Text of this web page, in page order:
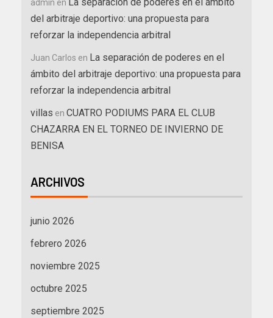
admin en
del arbitraje deportivo: una propuesta para
reforzar la independencia arbitral
Juan Carlos en La separación de poderes en el
ámbito del arbitraje deportivo: una propuesta para
reforzar la independencia arbitral
villas en CUATRO PODIUMS PARA EL CLUB
CHAZARRA EN EL TORNEO DE INVIERNO DE
BENISA
ARCHIVOS
junio 2026
febrero 2026
noviembre 2025
octubre 2025
septiembre 2025